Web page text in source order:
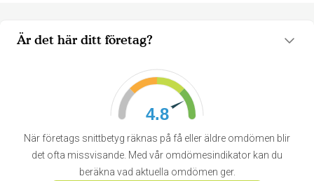
Är det här ditt företag?
4.8
När företags snittbetyg räknas på få eller äldre omdömen blir
det ofta missvisande. Med vår omdömesindikator kan du
beräkna vad aktuella omdömen ger.